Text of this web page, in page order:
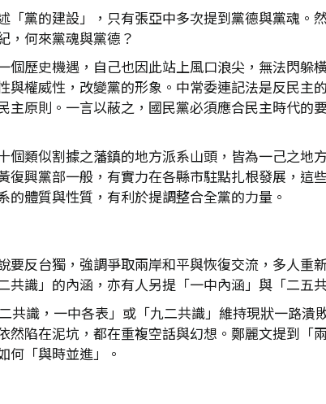
「黨的建設」，只有張亞中多次提到黨德與黨魂
，何來黨魂與黨德？
個歷史機遇，自己也因此站上風口浪尖，無法閃
與權威性，改變黨的形象。中常委連記法是反民
主原則。一言以蔽之，國民黨必須應合民主時代的
個類似割據之藩鎮的地方派系山頭，皆為一己之
復興黨部一般，有實力在各縣市駐點扎根發展，
的體質與性質，有利於提調整合全黨的力量。
要反台獨，強調爭取兩岸和平與恢復交流，多人
共識」的內涵，亦有人另提「一中內涵」與「二五
共識，一中各表」或「九二共識」維持現狀一路
然陷在泥坑，都在重複空話與幻想。鄭麗文提到
何「與時並進」。